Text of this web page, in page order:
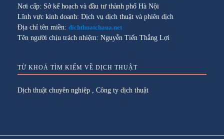
Nơi cấp: Sở kế hoạch và đầu tư thành phố Hà Nội
Lĩnh vực kinh doanh: Dịch vụ dịch thuật và phiên dịch
Địa chỉ tên miền: dichthuatchaua.net
Tên người chịu trách nhiệm: Nguyễn Tiến Thắng Lợi
TỪ KHOÁ TÌM KIẾM VỀ DỊCH THUẬT
Dịch thuật chuyên nghiệp Công ty dịch thuật